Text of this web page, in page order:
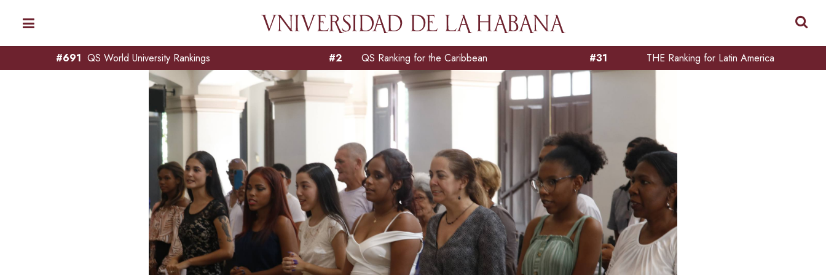
QS World University Rankings QS Ranking for the Caribbean THE Ranking for Latin America
#691 #2 #31